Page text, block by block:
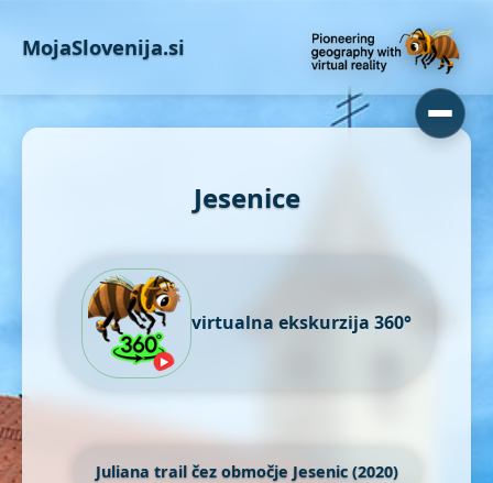
MojaSlovenija.si
Jesenice
virtualna ekskurzija 360°
Juliana trail čez območje Jesenic (2020)